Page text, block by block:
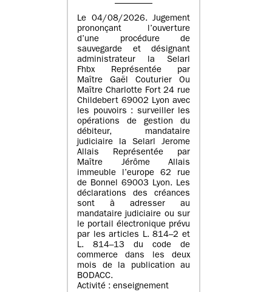
Le 04/08/2026. Jugement
prononçant l’ouverture
d’une procédure de
sauvegarde et désignant
administrateur la Selarl
Fhbx Représentée par
Maître Gaël Couturier Ou
Maître Charlotte Fort 24 rue
Childebert 69002 Lyon avec
les pouvoirs : surveiller les
opérations de gestion du
débiteur, mandataire
judiciaire la Selarl Jerome
Allais Représentée par
Maître Jérôme Allais
immeuble l’europe 62 rue
de Bonnel 69003 Lyon. Les
déclarations des créances
sont à adresser au
mandataire judiciaire ou sur
le portail électronique prévu
par les articles L. 814–2 et
L. 814–13 du code de
commerce dans les deux
mois de la publication au
BODACC.
Activité : enseignement